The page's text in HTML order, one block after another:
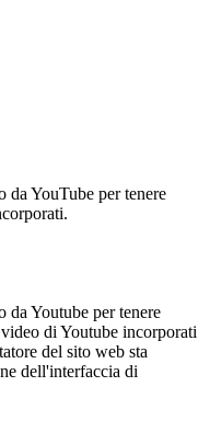
da YouTube per tenere
da Youtube per tenere
di Youtube incorporati
del sito web sta
dell'interfaccia di